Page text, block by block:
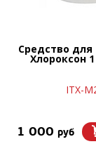
Средство для
Хлороксон
ITX-
1 000 руб